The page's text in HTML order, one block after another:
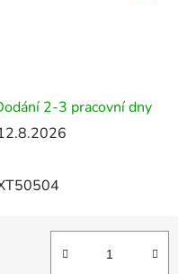
2-3 pracovní dny